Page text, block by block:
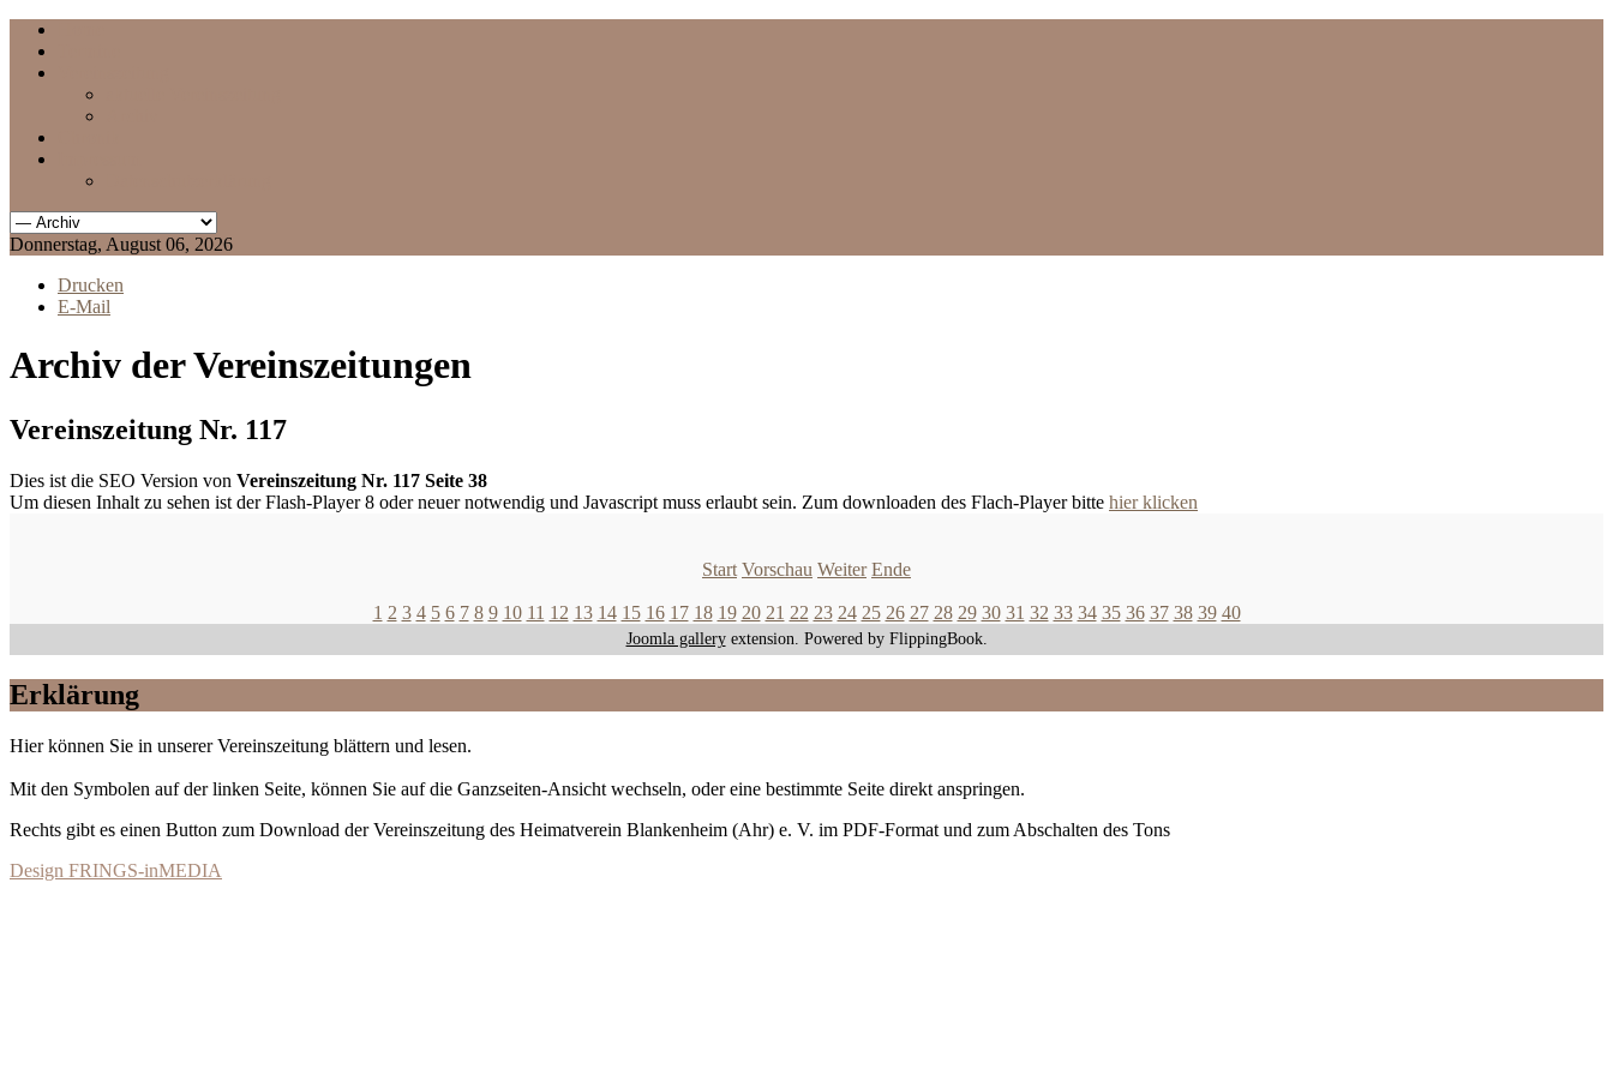
Donnerstag, August 06, 2026
Drucken
E-Mail
Archiv der Vereinszeitungen
Vereinszeitung Nr. 117
Dies ist die SEO Version von Vereinszeitung Nr. 117 Seite 38
Um diesen Inhalt zu sehen ist der Flash-Player 8 oder neuer notwendig und Javascript muss erlaubt sein. Zum downloaden des Flach-Player bitte hier klicken
Start Vorschau Weiter Ende
1 2 3 4 5 6 7 8 9 10 11 12 13 14 15 16 17 18 19 20 21 22 23 24 25 26 27 28 29 30 31 32 33 34 35 36 37 38 39 40
Joomla galleryextension. Powered by FlippingBook.
Erklärung
Hier können Sie in unserer Vereinszeitung blättern und lesen.
Mit den Symbolen auf der linken Seite, können Sie auf die Ganzseiten-Ansicht wechseln, oder eine bestimmte Seite direkt anspringen.
Rechts gibt es einen Button zum Download der Vereinszeitung des Heimatverein Blankenheim (Ahr) e. V. im PDF-Format und zum Abschalten des Tons
Design FRINGS-inMEDIA